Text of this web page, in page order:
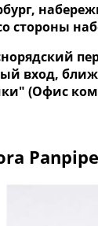
стороны
вход,
(Офис